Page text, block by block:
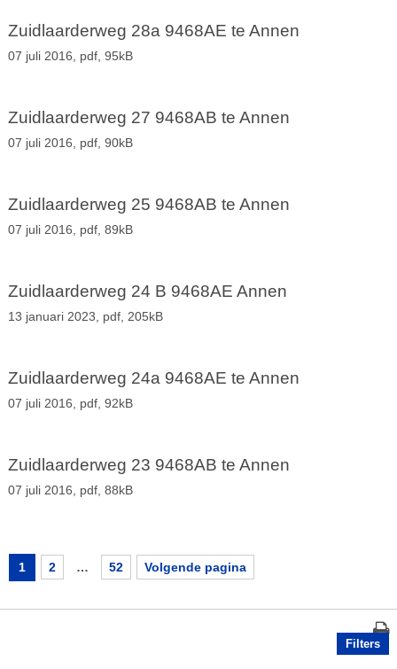
Zuidlaarderweg 28a 9468AE te Annen
07 juli 2016, pdf, 95kB
Zuidlaarderweg 27 9468AB te Annen
07 juli 2016, pdf, 90kB
Zuidlaarderweg 25 9468AB te Annen
07 juli 2016, pdf, 89kB
Zuidlaarderweg 24 B 9468AE Annen
13 januari 2023, pdf, 205kB
Zuidlaarderweg 24a 9468AE te Annen
07 juli 2016, pdf, 92kB
Zuidlaarderweg 23 9468AB te Annen
07 juli 2016, pdf, 88kB
1 2 … 52 Volgende pagina
Filters